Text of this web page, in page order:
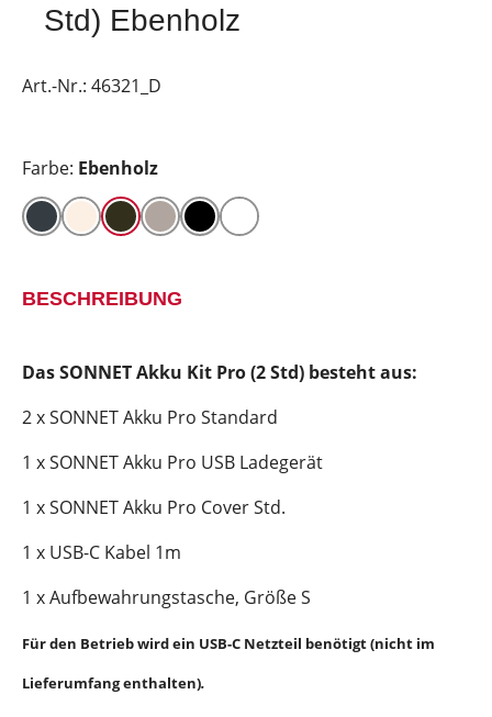
Std) Ebenholz
Art.-Nr.: 46321_D
Farbe: Ebenholz
BESCHREIBUNG
Das SONNET Akku Kit Pro (2 Std) besteht aus:
2 x SONNET Akku Pro Standard
1 x SONNET Akku Pro USB Ladegerät
1 x SONNET Akku Pro Cover Std.
1 x USB-C Kabel 1m
1 x Aufbewahrungstasche, Größe S
Für den Betrieb wird ein USB-C Netzteil benötigt (nicht im
Lieferumfang enthalten).